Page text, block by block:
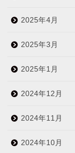
2025年4月
2025年3月
2025年1月
2024年12月
2024年11月
2024年10月